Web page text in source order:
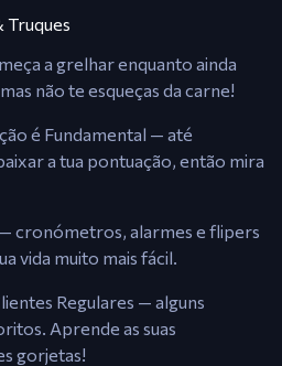
Truques
a grelhar enquanto ainda
não te esqueças da carne!
é Fundamental — até
a tua pontuação, então mira
cronómetros, alarmes e flipers
vida muito mais fácil.
Regulares — alguns
Aprende as suas
gorjetas!